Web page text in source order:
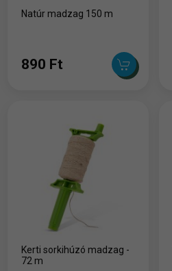
Natúr madzag 150 m
890 Ft
Kerti sorkihúzó madzag -
72 m